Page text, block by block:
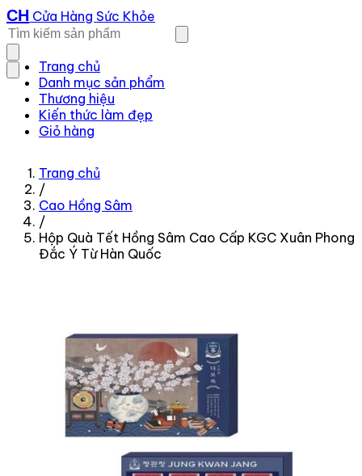
CH Cửa Hàng Sức Khỏe
Trang chủ
Danh mục sản phẩm
Thương hiệu
Kiến thức làm đẹp
Giỏ hàng
Trang chủ
/
Cao Hồng Sâm
/
Hộp Quà Tết Hồng Sâm Cao Cấp KGC Xuân Phong
Đắc Ý Từ Hàn Quốc